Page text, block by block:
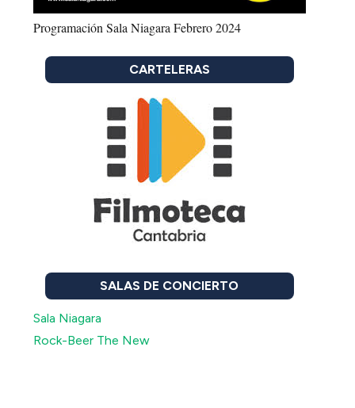
Programación Sala Niagara Febrero 2024
CARTELERAS
SALAS DE CONCIERTO
Sala Niagara
Rock-Beer The New